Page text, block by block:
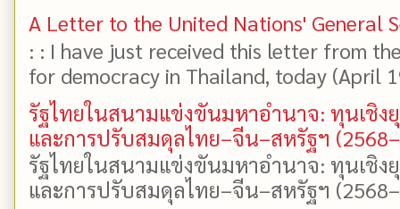
A Letter to the United Nations' General
: : I have just received this letter from
for democracy in Thailand, today (April
รัฐไทยในสนามแข่งขันมหาอำนาจ: ทุนเชิง
และการปรับสมดุลไทย–จีน–สหรัฐฯ
รัฐไทยในสนามแข่งขันมหาอำนาจ: ทุนเชิง
และการปรับสมดุลไทย–จีน–สหรัฐฯ